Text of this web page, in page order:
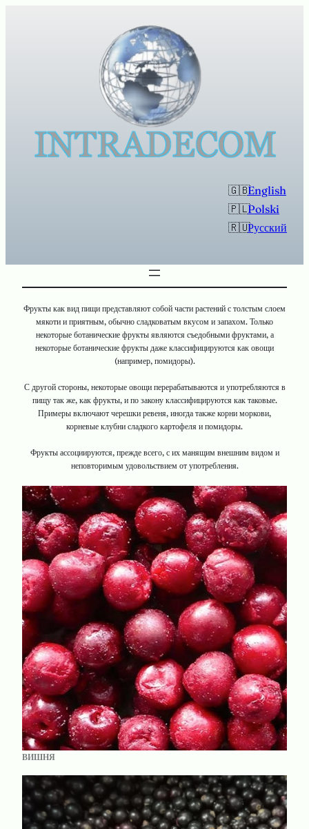
English
Polski
Русский
Фрукты как вид пищи представляют собой части растений с толстым слоем
мякоти и приятным, обычно сладковатым вкусом и запахом. Только
некоторые ботанические фрукты являются съедобными фруктами, а
некоторые ботанические фрукты даже классифицируются как овощи
(например, помидоры).
С другой стороны, некоторые овощи перерабатываются и употребляются в
пищу так же, как фрукты, и по закону классифицируются как таковые.
Примеры включают черешки ревеня, иногда также корни моркови,
корневые клубни сладкого картофеля и помидоры.
Фрукты ассоциируются, прежде всего, с их манящим внешним видом и
неповторимым удовольствием от употребления.
ВИШНЯ